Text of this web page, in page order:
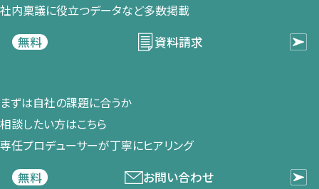
社内稟議に​役立つデータなど​多数掲載
無料
資料請求
まずは​自社の​課題に​合うか​
相談したい方は​こちら
専任プロデューサーが​丁寧に​ヒアリング
無料
お問い合わせ